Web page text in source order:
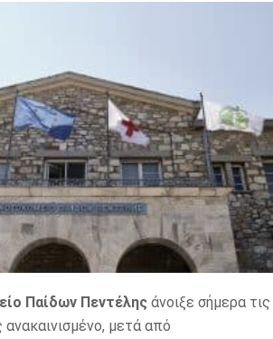
Παίδων Πεντέλης άνοιξε σήμερα τις
μετά από